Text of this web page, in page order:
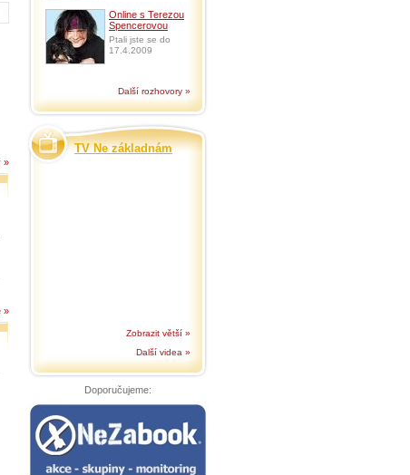
»
»
Online s Terezou
Spencerovou
Ptali jste se do
17.4.2009
Další rozhovory »
TV Ne základnám
Zobrazit větší »
Další videa »
Doporučujeme: